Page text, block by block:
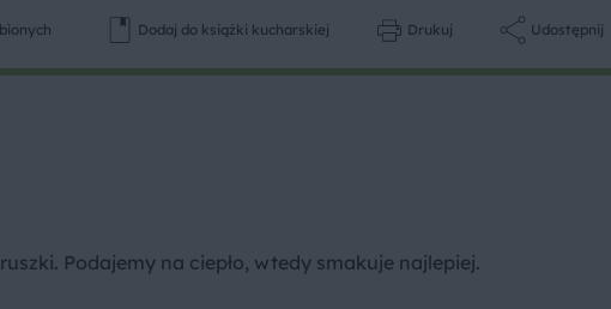
Dodaj do książki kucharskiej Drukuj Udostępnij
Podajemy na ciepło, wtedy smakuje najlepiej.